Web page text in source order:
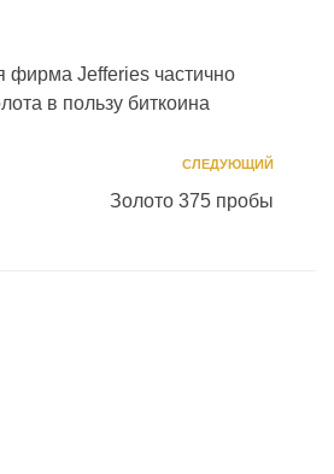
фирма Jefferies частично
в пользу биткоина
СЛЕДУЮЩИЙ
Золото 375 пробы